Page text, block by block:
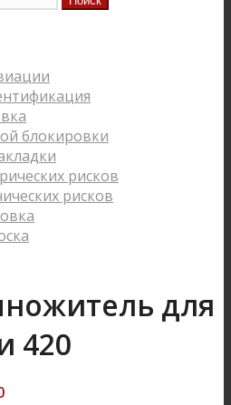
блокировки
рисков
рисков
для
420